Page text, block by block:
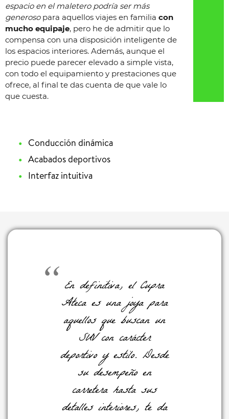
espacio en el maletero podría ser más
generosopara aquellos viajes en familia con
mucho equipaje, pero he de admitir que lo
compensa con una disposición inteligente de
los espacios interiores. Además, aunque el
precio puede parecer elevado a simple vista,
con todo el equipamiento y prestaciones que
ofrece, al final te das cuenta de que vale lo
que cuesta.
Conducción dinámica
Acabados deportivos
Interfaz intuitiva
En definitiva, el Cupra
Ateca es una joya para
aquellos que buscan un
SUV con carácter
deportivo y estilo. Desde
su desempeño en
carretera hasta sus
detalles interiores, te da